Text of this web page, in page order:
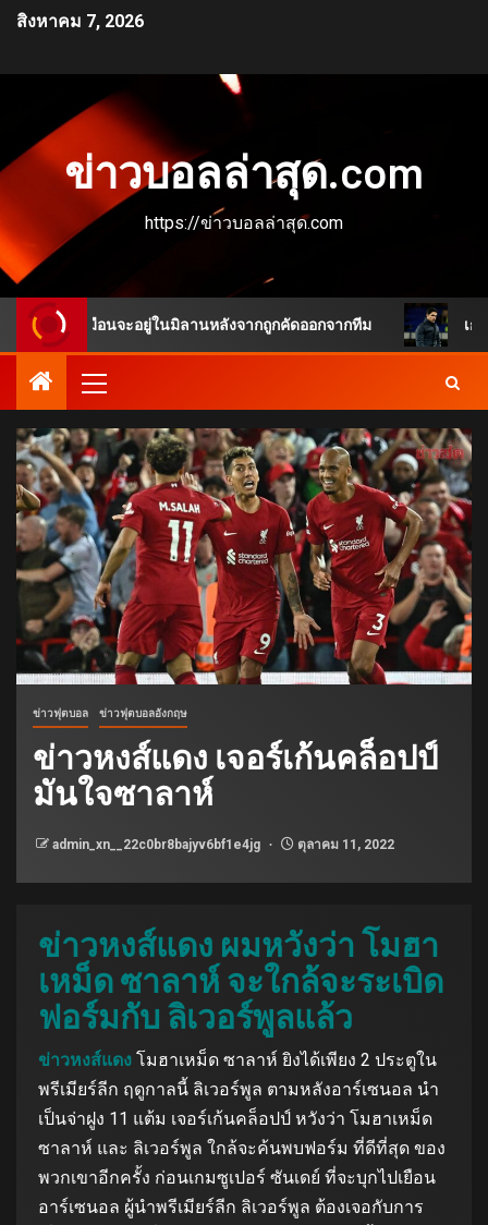
สิงหาคม 7, 2026
ข่าวบอลล่าสุด.com
https://ข่าวบอลล่าสุด.com
ดูเหมือนจะอยู่ในมิลานหลังจากถูกคัดออกจากทีม เกมพลิกชัด
ข่าวฟุตบอล ข่าวฟุตบอลอังกฤษ
ข่าวหงส์แดง เจอร์เก้นคล็อปป์
มันใจซาลาห์
admin_xn__22c0br8bajyv6bf1e4jg ตุลาคม 11, 2022
ข่าวหงส์แดง ผมหวังว่า โมฮา
เหม็ด ซาลาห์ จะใกล้จะระเบิด
ฟอร์มกับ ลิเวอร์พูลแล้ว
ข่าวหงส์แดง โมฮาเหม็ด ซาลาห์ ยิงได้เพียง 2 ประตูใน
พรีเมียร์ลีก ฤดูกาลนี้ ลิเวอร์พูล ตามหลังอาร์เซนอล นํา
เป็นจ่าฝูง 11 แต้ม เจอร์เก้นคล็อปป์ หวังว่า โมฮาเหม็ด
ซาลาห์ และ ลิเวอร์พูล ใกล้จะค้นพบฟอร์ม ที่ดีที่สุด ของ
พวกเขาอีกครั้ง ก่อนเกมซูเปอร์ ซันเดย์ ที่จะบุกไปเยือน
อาร์เซนอล ผู้นําพรีเมียร์ลีก ลิเวอร์พูล ต้องเจอกับการ